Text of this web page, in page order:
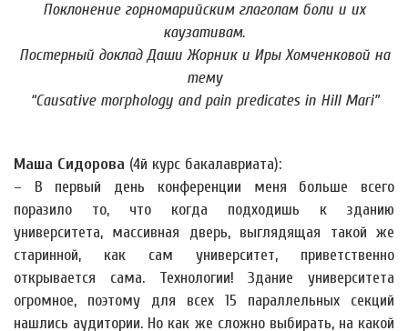
Поклонение горномарийским глаголам боли и их
каузативам.
Постерный доклад Даши Жорник и Иры Хомченковой на
тему
“Causative morphology and pain predicates in Hill Mari”
Маша Сидорова (4й курс бакалавриата):
– В первый день конференции меня больше всего
поразило то, что когда подходишь к зданию
университета, массивная дверь, выглядящая такой же
старинной, как сам университет, приветственно
открывается сама. Технологии! Здание университета
огромное, поэтому для всех 15 параллельных секций
нашлись аудитории. Но как же сложно выбирать, на какой